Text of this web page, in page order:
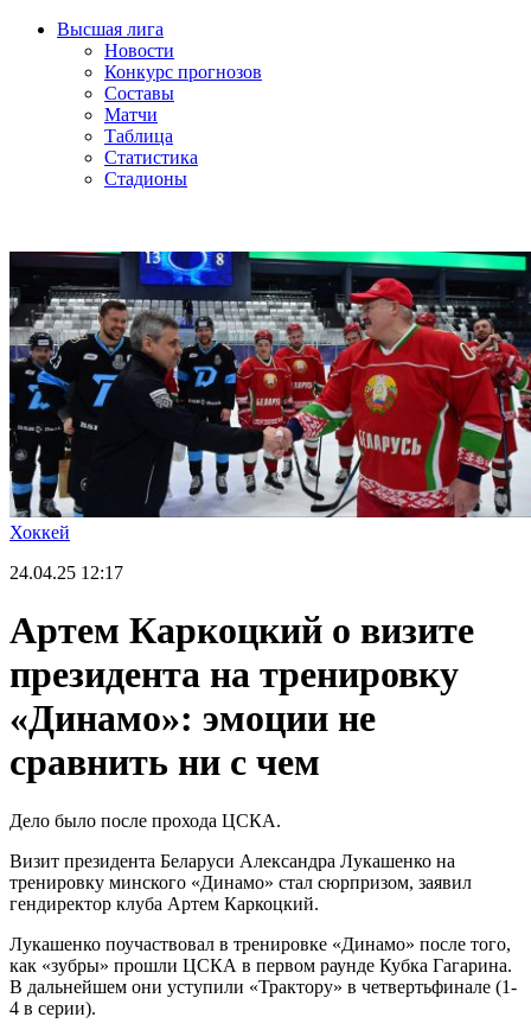
Высшая лига
Новости
Конкурс прогнозов
Составы
Матчи
Таблица
Статистика
Стадионы
Хоккей
24.04.25 12:17
Артем Каркоцкий о визите
президента на тренировку
«Динамо»: эмоции не
сравнить ни с чем
Дело было после прохода ЦСКА.
Визит президента Беларуси Александра Лукашенко на
тренировку минского «Динамо» стал сюрпризом, заявил
гендиректор клуба Артем Каркоцкий.
Лукашенко поучаствовал в тренировке «Динамо» после того,
как «зубры» прошли ЦСКА в первом раунде Кубка Гагарина.
В дальнейшем они уступили «Трактору» в четвертьфинале (1-
4 в серии).